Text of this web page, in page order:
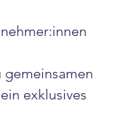
gemeinsamen
exklusives